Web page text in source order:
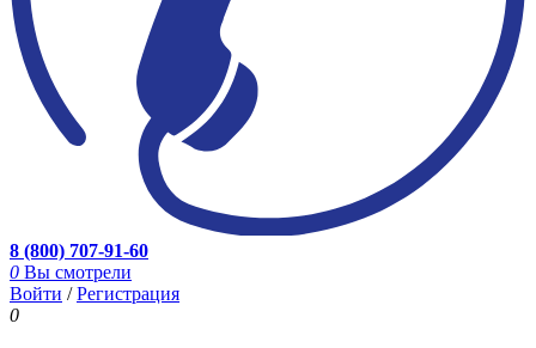
8 (800) 707-91-60
0 Вы смотрели
Войти /Регистрация
0